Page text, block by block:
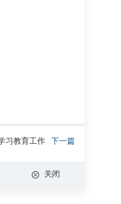
下一篇
习教育工作
关闭